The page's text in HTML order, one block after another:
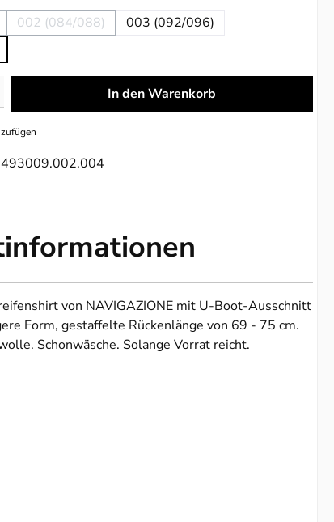
ist zurzeit nicht verfügbar.)
002 (084/088)(Diese Option ist zurzeit nicht verfügbar.)
003 (092/096)
den gewünschten Wert ein oder benutze die Schaltflächen um
In den Warenkorb
493009.002.004
von NAVIGAZIONE mit U-Boot-Ausschnitt
Form, gestaffelte Rückenlänge von 69 - 75 cm.
Schonwäsche. Solange Vorrat reicht.